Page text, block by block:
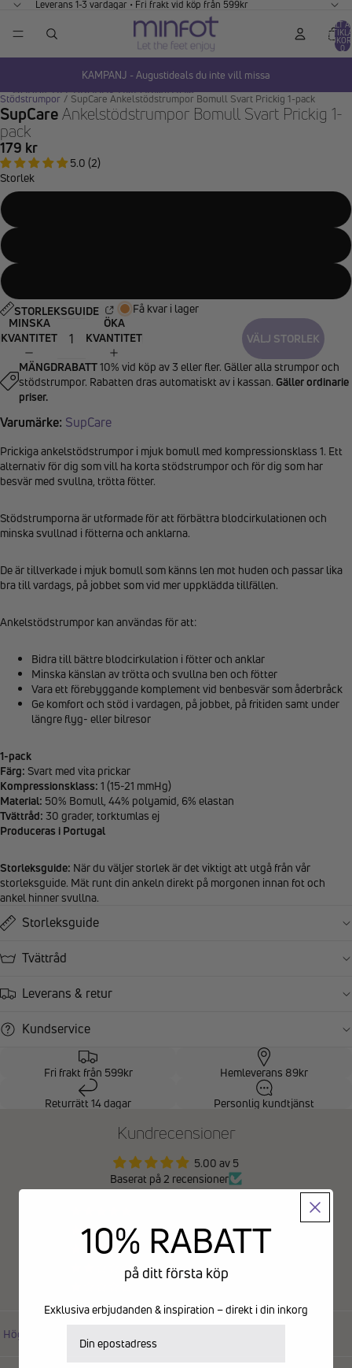
Leverans 1-3 vardagar • Fri frakt vid köp från 599kr
TOTALT
0
KAMPANJ - Augustideals du inte vill missa
HOPPA TILL PRODUKTINFORMATION
Stödstrumpor / SupCare Ankelstödstrumpor Bomull Svart Prickig 1-pack
SupCareAnkelstödstrumpor Bomull Svart Prickig 1-
pack
179 kr
5.0 (2)
Storlek
STORLEKSGUIDE
Få kvar i lager
MINSKA
KVANTITET
ÖKA
KVANTITET
VÄLJ STORLEK
MÄNGDRABATT10% vid köp av 3 eller fler. Gäller alla strumpor och
stödstrumpor. Rabatten dras automatiskt av i kassan. Gäller ordinarie
priser.
Varumärke: SupCare
Prickiga ankelstödstrumpor i mjuk bomull med kompressionsklass 1. Ett
alternativ för dig som vill ha korta stödstrumpor och för dig som har
besvär med svullna, trötta fötter.
Stödstrumporna är utformade för att förbättra blodcirkulationen och
minska svullnad i fötterna och anklarna.
De är tillverkade i mjuk bomull som känns len mot huden och passar lika
bra till vardags, på jobbet som vid mer uppklädda tillfällen.
Ankelstödstrumpor kan användas för att:
Bidra till bättre blodcirkulation i fötter och anklar
Minska känslan av trötta och svullna ben och fötter
Vara ett förebyggande komplement vid benbesvär som åderbråck
Ge komfort och stöd i vardagen, på jobbet, på fritiden samt under
längre flyg- eller bilresor
1-pack
Färg: Svart med vita prickar
Kompressionsklass: 1 (15-21 mmHg)
Material: 50% Bomull, 44% polyamid, 6% elastan
Tvättråd: 30 grader, torktumlas ej
Produceras i Portugal
Storleksguide: När du väljer storlek är det viktigt att utgå från vår
storleksguide. Mät runt din ankeln direkt på morgonen innan fot och
ankel hinner svullna.
Storleksguide
Tvättråd
Leverans & retur
Kundservice
Fri frakt från 599kr Hemleverans 89kr
Returrätt 14 dagar Personlig kundtjänst
Kundrecensioner
5.00 av 5
Baserat på 2 recensioner
0
Sort by
10% RABATT
på ditt första köp
Exklusiva erbjudanden & inspiration – direkt i din inkorg